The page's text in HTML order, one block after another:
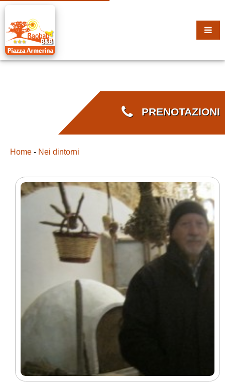
PRENOTAZIONI
Home - Nei dintorni